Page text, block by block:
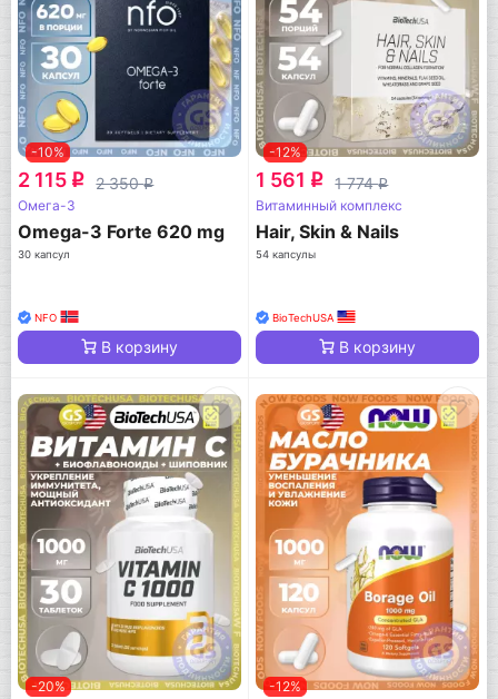
-10%
2 115 q 2 350q
Омега-3
Omega-3 Forte 620 mg
30 капсул
NFO
В корзину
-12%
1 561 q 1 774q
Витаминный комплекс
Hair, Skin & Nails
54 капсулы
BioTechUSA
В корзину
-20% -12%